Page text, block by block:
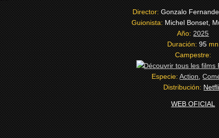
Director:Gonzalo
Guionista:Michel Bonset,
Año:2025
Duración:95mn
Campestre:
Especie:Action,
Distribución:
WEB OFICIAL